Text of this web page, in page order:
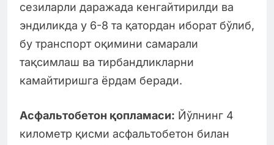
сезиларли даражада кенгайтирилди ва
эндиликда у 6-8 та қатордан иборат бўлиб,
бу транспорт оқимини самарали
тақсимлаш ва тирбандликларни
камайтиришга ёрдам беради.
Асфальтобетон қопламаси: Йўлнинг 4
километр қисми асфальтобетон билан